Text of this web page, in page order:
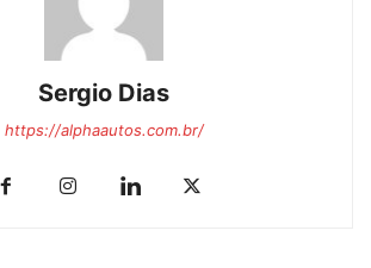
Sergio Dias
https://alphaautos.com.br/